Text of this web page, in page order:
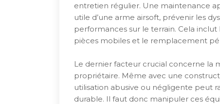
entretien régulier. Une maintenance
utile d’une arme airsoft, prévenir les
performances sur le terrain. Cela
pièces mobiles et le remplacement
Le dernier facteur crucial concerne la
propriétaire. Même avec une
utilisation abusive ou négligente peut
durable. Il faut donc manipuler ces